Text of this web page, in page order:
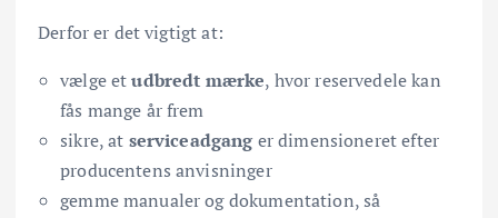
Derfor er det vigtigt at:
vælge etudbredt mærke, hvor reservedele kan
fås mange år frem
sikre, at serviceadganger dimensioneret efter
producentens anvisninger
gemme manualer og dokumentation, så